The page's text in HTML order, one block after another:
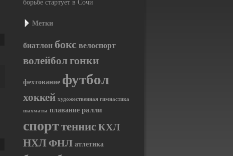
Метки
биатлон бокс велоспорт
волейболгонки
фехтование футбол
хоккей художественная гимнастика
шахматы плавание ралли
спорттеннисКХЛ
НХЛ ФНЛатлетика